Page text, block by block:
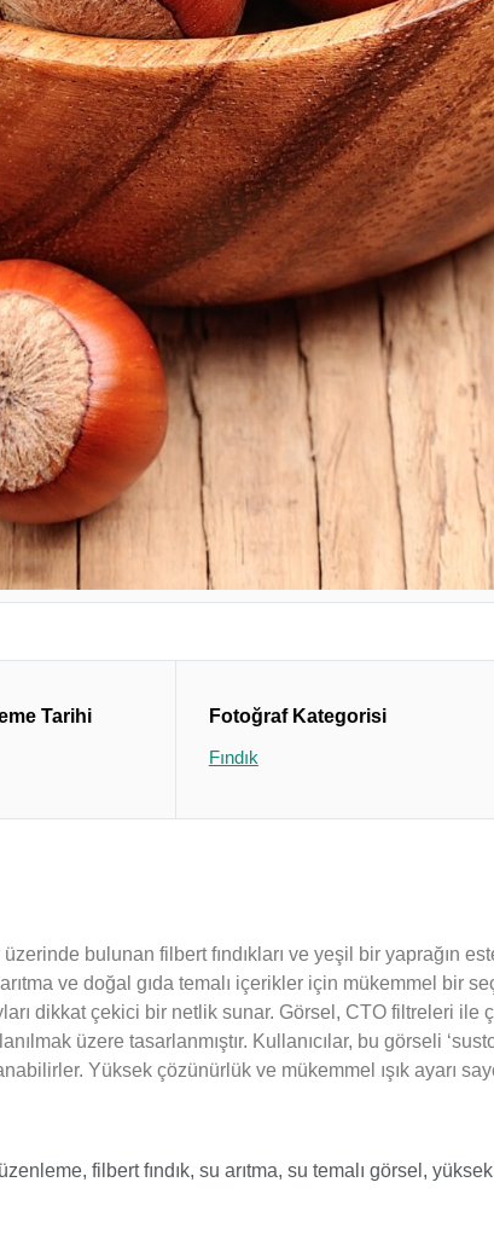
Tarihi
Fotoğraf Kategorisi
Fındık
bulunan filbert fındıkları ve yeşil bir yaprağın
ve doğal gıda temalı içerikler için mükemmel bir
dikkat çekici bir netlik sunar. Görsel, CTO filtreleri ile
üzere tasarlanmıştır. Kullanıcılar, bu görseli
Yüksek çözünürlük ve mükemmel ışık ayarı
, filbert fındık, su arıtma, su temalı görsel ,